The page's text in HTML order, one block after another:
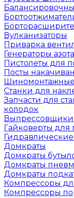
Вулканизаторы
Приварка
Генераторы
Пистолеты для
Посты
Шиномонтажные
Станки для
Запчасти для
колодок
Гайковерты для
Домкраты
Домкраты
Домкраты
Домкраты
Компрессоры
Компрессоры